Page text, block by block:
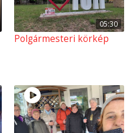
05:30
Polgármesteri körkép